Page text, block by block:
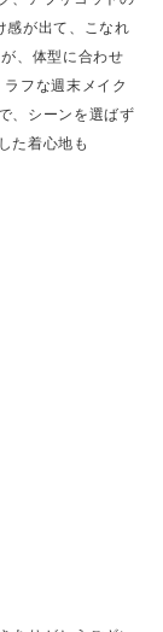
感が出て、こなれ
、体型に合わせ
フな週末メイク
、シーンを選ばず
た着心地も